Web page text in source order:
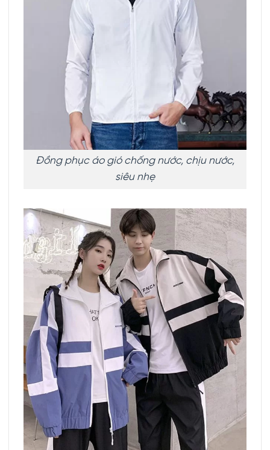
Đồng phục áo gió chống nước, chịu nước,
siêu nhẹ